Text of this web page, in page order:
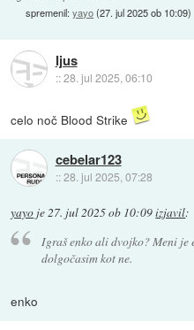
spremenil:yayo(27. jul 2025 ob 10:09)
Ijus
::28. jul 2025, 06:10
celo noč Blood Strike
cebelar123
::28. jul 2025, 07:28
yayo je27. jul 2025 ob 10:09izjavil:
Igraš enko ali dvojko? Meni je
dolgočasim kot ne.
enko